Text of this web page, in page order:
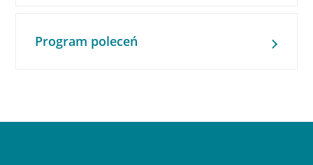
Program poleceń